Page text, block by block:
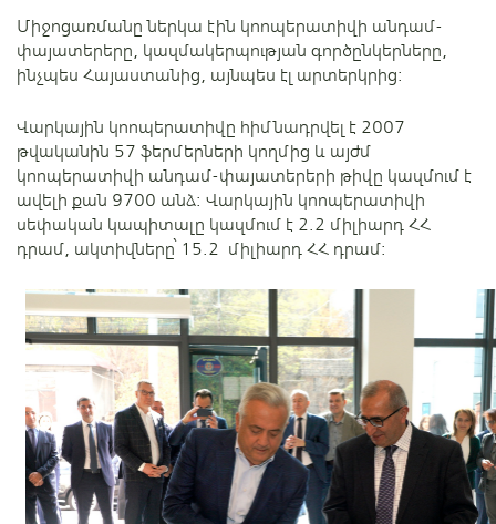
Միջոցառմանը ներկա էին կոոպերատիվի անդամ-
փայատերերը, կազմակերպության գործընկերները,
ինչպես Հայաստանից, այնպես էլ արտերկրից:
Վարկային կոոպերատիվը հիմնադրվել է 2007
թվականին 57 ֆերմերների կողմից և այժմ
կոոպերատիվի անդամ-փայատերերի թիվը կազմում է
ավելի քան 9700 անձ: Վարկային կոոպերատիվի
սեփական կապիտալը կազմում է 2.2 միլիարդ ՀՀ
դրամ, ակտիվները՝ 15.2 միլիարդ ՀՀ դրամ: